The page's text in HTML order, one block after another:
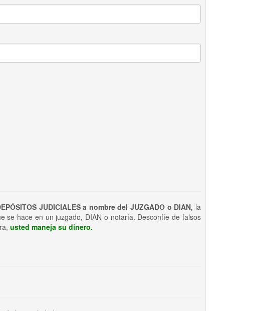
JUDICIALES a nombre del JUZGADO o DIAN, la
se hace en un juzgado, DIAN o notaría. Desconfíe de falsos
usted maneja su dinero.